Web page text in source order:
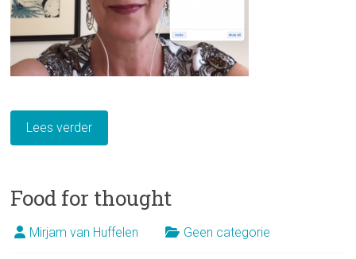
Lees verder
Food for thought
Mirjam van Huffelen Geen categorie